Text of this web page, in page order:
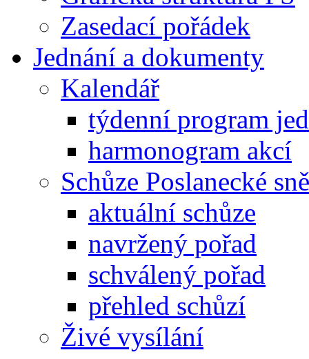
Zasedací pořádek
Jednání a dokumenty
Kalendář
týdenní program
harmonogram akcí
Schůze Poslanecké
aktuální schůze
navržený pořad
schválený pořad
přehled schůzí
Živé vysílání